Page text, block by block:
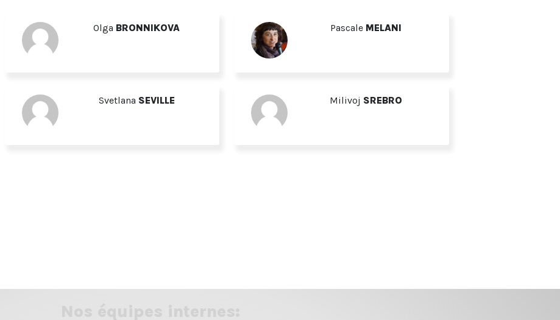
Olga BRONNIKOVA Pascale MELANI
Svetlana SEVILLE Milivoj SREBRO